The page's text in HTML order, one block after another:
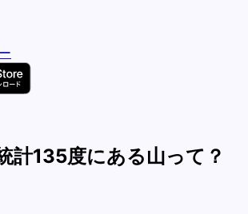
計135度にある山って？